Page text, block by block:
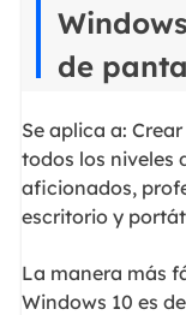
de
Se aplica a:
todos los niveles
aficionados,
escritorio y
La manera más
Windows 10 es